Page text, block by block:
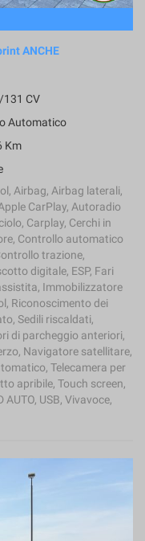
ANCHE
131 CV
Automatico
Km
Airbag, Airbag laterali,
CarPlay, Autoradio
Carplay, Cerchi in
Controllo automatico
trazione,
digitale, ESP, Fari
Immobilizzatore
Riconoscimento dei
Sedili riscaldati,
di parcheggio anteriori,
Navigatore satellitare,
Telecamera per
apribile, Touch screen,
AUTO, USB, Vivavoce,